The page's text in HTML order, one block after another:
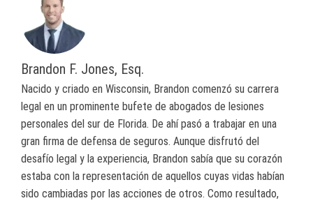
Brandon F. Jones, Esq.
Nacido y criado en Wisconsin, Brandon comenzó su carrera
legal en un prominente bufete de abogados de lesiones
personales del sur de Florida. De ahí pasó a trabajar en una
gran firma de defensa de seguros. Aunque disfrutó del
desafío legal y la experiencia, Brandon sabía que su corazón
estaba con la representación de aquellos cuyas vidas habían
sido cambiadas por las acciones de otros. Como resultado,